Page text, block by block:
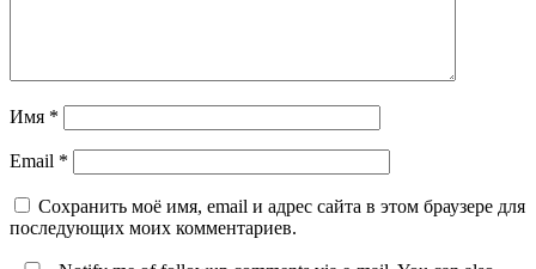
Имя *
Email *
Сохранить моё имя, email и адрес сайта в этом браузере для
последующих моих комментариев.